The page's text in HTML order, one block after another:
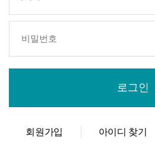
회원가입 아이디 찾기